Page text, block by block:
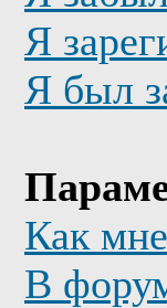
Я
Я был
Как
В